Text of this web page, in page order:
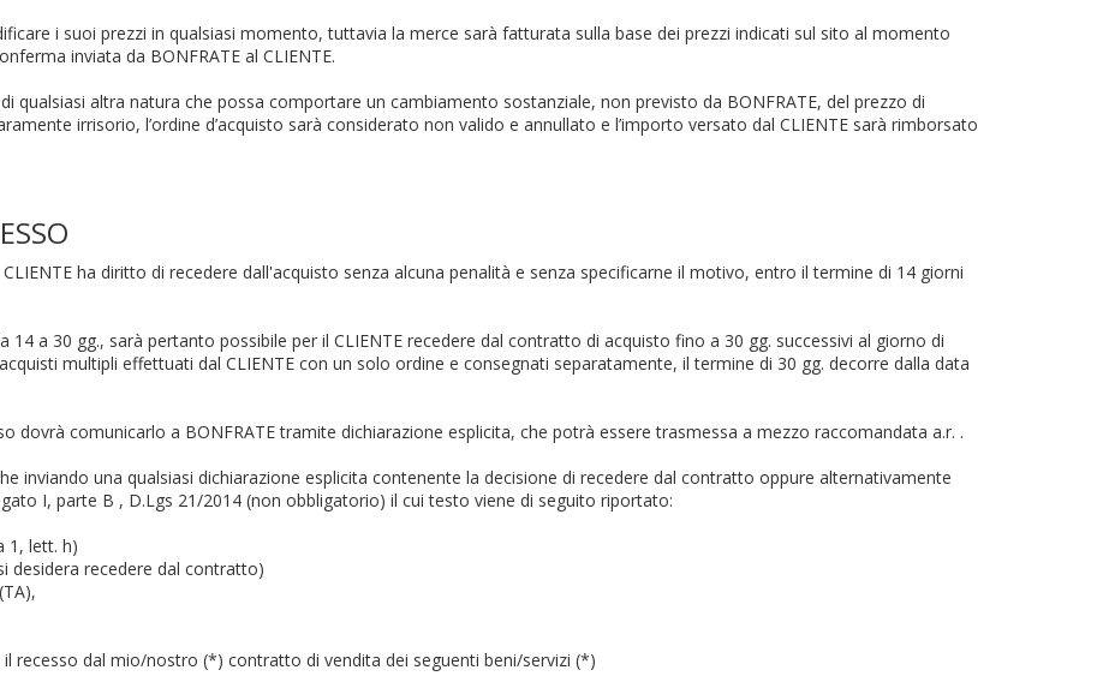
i suoi prezzi in qualsiasi momento, tuttavia la merce sarà fatturata sulla base dei prezzi indicati sul sito al momento
inviata da BONFRATE al CLIENTE.
qualsiasi altra natura che possa comportare un cambiamento sostanziale, non previsto da BONFRATE, del prezzo di
irrisorio, l’ordine d’acquisto sarà considerato non valido e annullato e l’importo versato dal CLIENTE sarà rimborsato
ha diritto di recedere dall'acquisto senza alcuna penalità e senza specificarne il motivo, entro il termine di 14 giorni
14 a 30 gg., sarà pertanto possibile per il CLIENTE recedere dal contratto di acquisto fino a 30 gg. successivi al giorno di
multipli effettuati dal CLIENTE con un solo ordine e consegnati separatamente, il termine di 30 gg. decorre dalla data
dovrà comunicarlo a BONFRATE tramite dichiarazione esplicita, che potrà essere trasmessa a mezzo raccomandata a.r. .
inviando una qualsiasi dichiarazione esplicita contenente la decisione di recedere dal contratto oppure alternativamente
I, parte B , D.Lgs 21/2014 (non obbligatorio) il cui testo viene di seguito riportato:
1, lett. h)
desidera recedere dal contratto)
recesso dal mio/nostro (*) contratto di vendita dei seguenti beni/servizi (*)